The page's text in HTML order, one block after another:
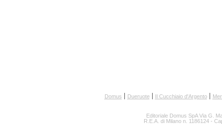
Domus Dueruote Il Cucchiaio d'Argento
Editoriale Domus SpAVia G.
R.E.A. di Milano n. 1186124 -